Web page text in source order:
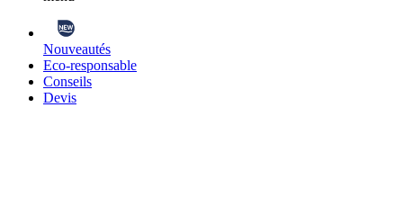
Nouveautés
Eco-responsable
Conseils
Devis